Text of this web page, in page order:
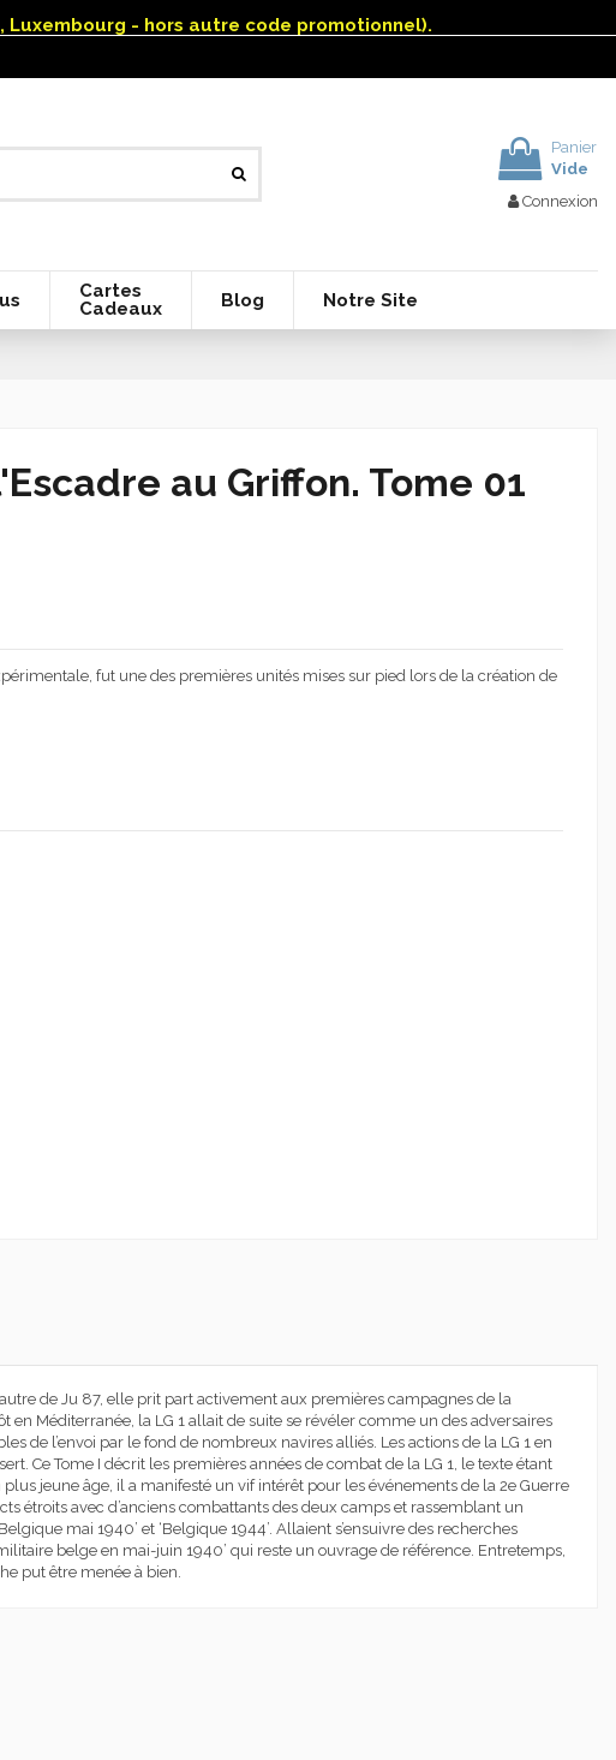
- hors autre code promotionnel).
Panier
Vide
Connexion
Cartes
Cadeaux
Blog Notre Site
au Griffon. Tome 01
fut une des premières unités mises sur pied lors de la création de
de Ju 87, elle prit part activement aux premières campagnes de la
en Méditerranée, la LG 1 allait de suite se révéler comme un des adversaires
de l’envoi par le fond de nombreux navires alliés. Les actions de la LG 1 en
Ce Tome I décrit les premières années de combat de la LG 1, le texte étant
jeune âge, il a manifesté un vif intérêt pour les événements de la 2e Guerre
étroits avec d’anciens combattants des deux camps et rassemblant un
mai 1940’ et ‘Belgique 1944’. Allaient s’ensuivre des recherches
belge en mai-juin 1940’ qui reste un ouvrage de référence. Entretemps,
put être menée à bien.